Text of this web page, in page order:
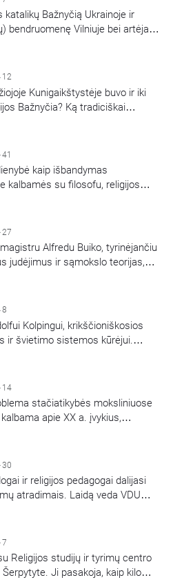
katalikų Bažnyčią Ukrainoje ir
bendruomenę Vilniuje bei artėjantį
jubiliejų pasakoja
12
Kunigaikštystėje buvo ir iki
Bažnyčia? Ką tradiciškai
ar „rusičiais“, ir ar
41
kaip išbandymas
kalbamės su filosofu, religijos
Murašovu apie kasdienio
27
Alfredu Buiko, tyrinėjančiu
judėjimus ir sąmokslo teorijas,
judėjimą. Laidoje
8
Kolpingui, krikščioniškosios
ir švietimo sistemos kūrėjui.
draugijos Lietuvos Nacionaline
14
stačiatikybės moksliniuose
apie XX a. įvykius,
pasaulio požiūrį į stačiatikybę.
problemos,
30
ir religijos pedagogai dalijasi
atradimais. Laidą veda VDU
dekanas doc. dr.
7
Religijos studijų ir tyrimų centro
Ji pasakoja, kaip kilo